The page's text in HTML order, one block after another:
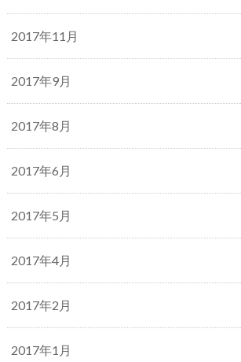
2017年11月
2017年9月
2017年8月
2017年6月
2017年5月
2017年4月
2017年2月
2017年1月